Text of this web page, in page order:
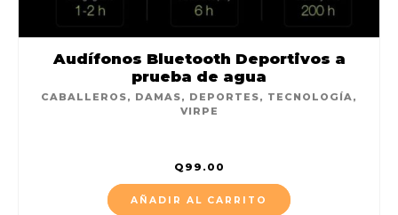
Audífonos Bluetooth Deportivos a
prueba de agua
CABALLEROS, DAMAS, DEPORTES, TECNOLOGÍA,
VIRPE
Q 99.00
AÑADIR AL CARRITO